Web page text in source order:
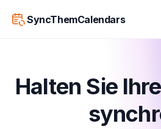
SyncThemCalendars
Halten Sie